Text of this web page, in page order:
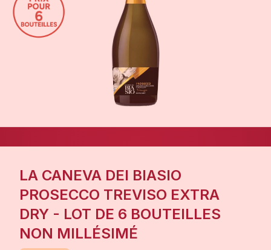
LA CANEVA DEI BIASIO
PROSECCO TREVISO EXTRA
DRY - LOT DE 6 BOUTEILLES
NON MILLÉSIMÉ